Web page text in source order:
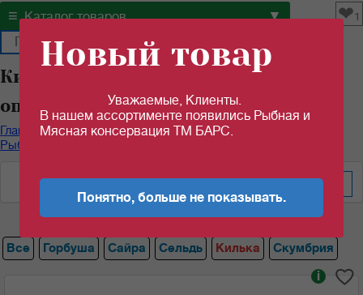
≡ Каталог товаров ▼ ❤1
Килька "РУССКИЙ РЫБНЫЙ МИР"
оптом в Самаре
Главная/ Каталог продуктов/ Рыбные консервы
Рыбные консервы "РУССКИЙ РЫБНЫЙ МИР"
По алфавиту
Все Горбуша Сайра Сельдь Килька Скумбрия
i
Новый товар
Уважаемые, Клиенты.
В нашем ассортименте появились Рыбная и
Мясная консервация ТМ БАРС.
Понятно, больше не показывать.